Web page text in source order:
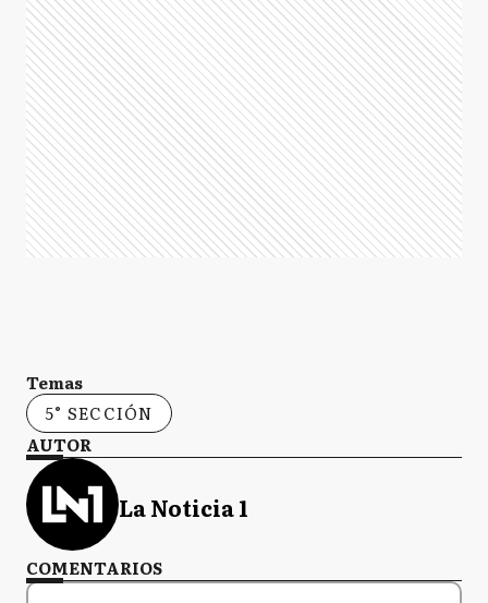
Temas
5° SECCIÓN
AUTOR
La Noticia 1
COMENTARIOS